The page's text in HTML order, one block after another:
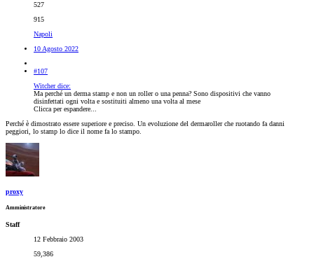
527
915
Napoli
10 Agosto 2022
#107
Witcher dice:
Ma perché un derma stamp e non un roller o una penna? Sono dispositivi che vanno
disinfettati ogni volta e sostituiti almeno una volta al mese
Clicca per espandere...
Perché è dimostrato essere superiore e preciso. Un evoluzione del dermaroller che ruotando fa danni
peggiori, lo stamp lo dice il nome fa lo stampo.
proxy
Amministratore
Staff
12 Febbraio 2003
59,386